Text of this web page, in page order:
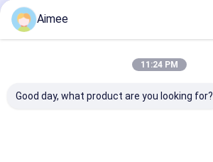
Empfohlene Produkte
Aimee
11:24 PM
Good day, what product are you looking for?